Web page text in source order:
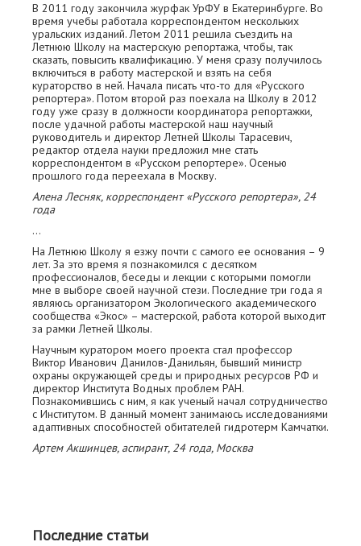
В 2011 году закончила журфак УрФУ в Екатеринбурге. Во
время учебы работала корреспондентом нескольких
уральских изданий. Летом 2011 решила съездить на
Летнюю Школу на мастерскую репортажа, чтобы, так
сказать, повысить квалификацию. У меня сразу получилось
включиться в работу мастерской и взять на себя
кураторство в ней. Начала писать что-то для «Русского
репортера». Потом второй раз поехала на Школу в 2012
году уже сразу в должности координатора репортажки,
после удачной работы мастерской наш научный
руководитель и директор Летней Школы Тарасевич,
редактор отдела науки предложил мне стать
корреспондентом в «Русском репортере». Осенью
прошлого года переехала в Москву.
Алена Лесняк, корреспондент «Русского репортера», 24
года
...
На Летнюю Школу я езжу почти с самого ее основания – 9
лет. За это время я познакомился с десятком
профессионалов, беседы и лекции с которыми помогли
мне в выборе своей научной стези. Последние три года я
являюсь организатором Экологического академического
сообщества «Экос» – мастерской, работа которой выходит
за рамки Летней Школы.
Научным куратором моего проекта стал профессор
Виктор Иванович Данилов-Данильян, бывший министр
охраны окружающей среды и природных ресурсов РФ и
директор Института Водных проблем РАН.
Познакомившись с ним, я как ученый начал сотрудничество
с Институтом. В данный момент занимаюсь исследованиями
адаптивных способностей обитателей гидротерм Камчатки.
Артем Акшинцев, аспирант, 24 года, Москва
Последние статьи